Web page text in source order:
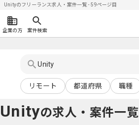
Unityのフリーランス求人・案件一覧 - 59ページ目
企業の方 案件検索
リモート 都道府県 職種
Unityの求人・案件一覧